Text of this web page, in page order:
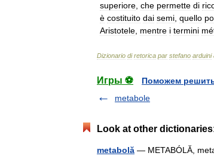
superiore che permette di
è costituito dai semi quello
Aristotele mentre i termini
Dizionario di retorica par stefano arduini
Игры ⚽
Поможем
metabole
Look at other
metabolă — METABÓLĂ,